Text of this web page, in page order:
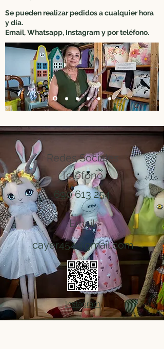
Se pueden realizar pedidos a cualquier hora
y día.
Email, Whatsapp, Instagram y por teléfono.
Redes Sociales
Teléfono
690 613 254
Email
cayer454@gmail.com
Instagram